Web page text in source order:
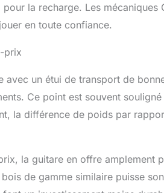
la recharge. Les mécaniques
en toute confiance.
prix
avec un étui de transport de
Ce point est souvent
la différence de poids par
la guitare en offre amplement
de gamme similaire puisse